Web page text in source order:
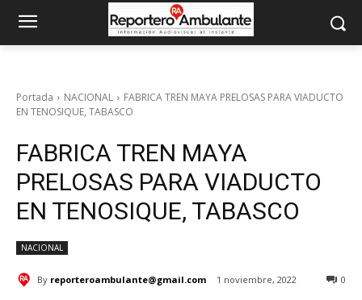
Portada NACIONAL
FABRICA TREN MAYA PRELOSAS PARA VIADUCTO
EN TENOSIQUE, TABASCO
FABRICA TREN MAYA
PRELOSAS PARA VIADUCTO
EN TENOSIQUE, TABASCO
NACIONAL
By reporteroambulante@gmail.com 1 noviembre, 2022 0